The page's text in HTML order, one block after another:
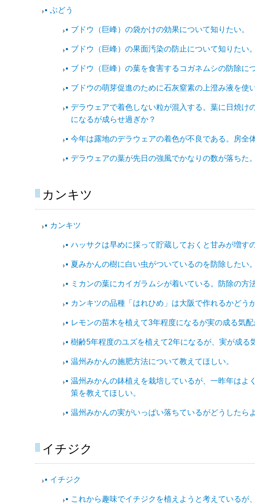
ぶどう
ブドウ（巨峰）の袋かけの効果について知りたい。
ブドウ（巨峰）の果面汚染の防止について知りたい。
ブドウ（巨峰）の葉を食害するコガネムシの防除に
ブドウの萌芽促進のために石灰窒素の上澄み液を使
デラウェアで着色しない粒が混入する。葉に日焼け
になるが成らせ過ぎか？
今年は露地のデラウェアの着色が不良である。房全
デラウェアの葉が先日の強風でかなりの数が落ちた
カンキツ
カンキツ
ハッサクは早めに採って貯蔵しておくと甘みが増す
夏みかんの樹に白い虫がついているのを防除したい。
ミカンの葉にカイガラムシが着いている。防除の方
カンキツの品種「はれひめ」は大阪で作れるかどうか
レモンの苗木を植えて3年程度になるが実の成る気
樹齢5年程度のユズを植えて2年になるが、実が成る
温州みかんの施肥方法について教えてほしい。
温州みかんの鉢植えを栽培しているが、一昨年はよ
策を教えてほしい。
温州みかんの実がいっぱい落ちているがどうしたら
イチジク
イチジク
これから趣味でイチジクを植えようと考えているが